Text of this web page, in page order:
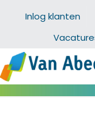
Inlog klanten